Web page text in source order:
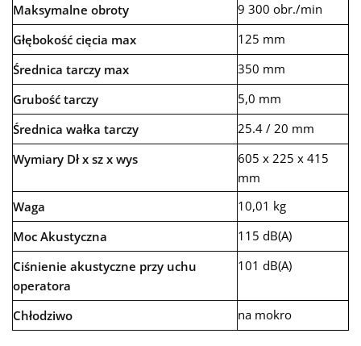
Maksymalne obroty
9 300 obr./min
Głębokość cięcia max
125 mm
Średnica tarczy max
350 mm
Grubość tarczy
5,0 mm
Średnica wałka tarczy
25.4 / 20 mm
Wymiary Dł x sz x wys
605 x 225 x 415
mm
Waga
10,01 kg
Moc Akustyczna
115 dB(A)
Ciśnienie akustyczne przy uchu
operatora
101 dB(A)
Chłodziwo na mokro